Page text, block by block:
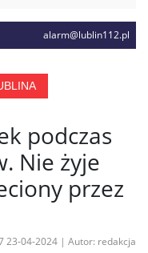
alarm@lublin112.pl
podczas
Nie żyje
przez
23-04-2024 | Autor: redakcja